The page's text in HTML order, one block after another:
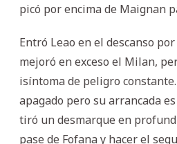
picó por encima de Maignan
Entró Leao en el descanso
mejoró en exceso el Milan,
isíntoma de peligro
apagado pero su arrancada
tiró un desmarque en
pase de Fofana y hacer el